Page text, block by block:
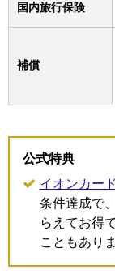
国内旅行保険
補償
公式特典
イオンカー
条件達成で、
らえてお得
こともあり